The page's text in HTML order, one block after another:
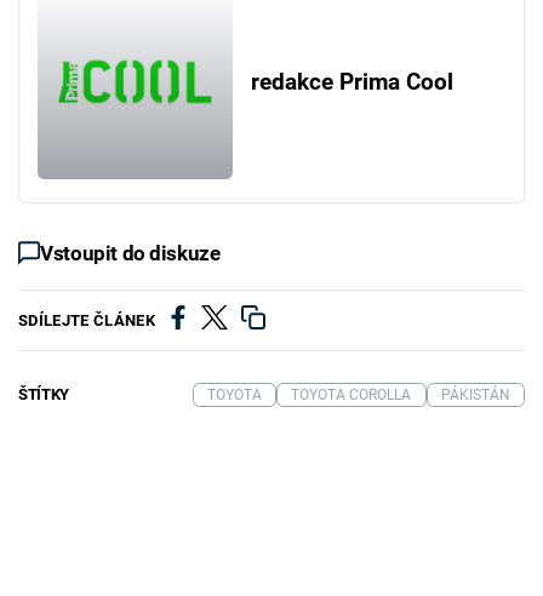
redakce Prima Cool
Vstoupit do diskuze
SDÍLEJTE ČLÁNEK
ŠTÍTKY TOYOTA TOYOTA COROLLA PÁKISTÁN